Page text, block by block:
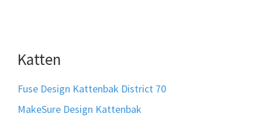
Katten
Fuse Design Kattenbak District 70
MakeSure Design Kattenbak